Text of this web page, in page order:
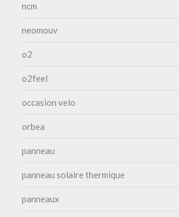
ncm
neomouv
o2
o2feel
occasion velo
orbea
panneau
panneau solaire thermique
panneaux